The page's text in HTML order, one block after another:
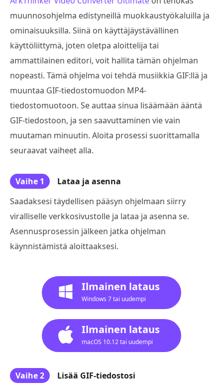
muunnosohjelma edistyneillä muokkaustyökaluilla ja
ominaisuuksilla. Siinä on käyttäjäystävällinen
käyttöliittymä, joten oletpa aloittelija tai
ammattilainen editori, voit hallita tämän ohjelman
nopeasti. Tämä ohjelma voi tehdä musiikkia GIF:llä ja
muuntaa GIF-tiedostomuodon MP4-
tiedostomuotoon. Se auttaa sinua lisäämään ääntä
GIF-tiedostoon, ja sen saavuttaminen vie vain
muutaman minuutin. Aloita prosessi suorittamalla
seuraavat vaiheet alla.
Vaihe 1
Lataa ja asenna
Saadaksesi täydellisen pääsyn ohjelmaan siirry
viralliselle verkkosivustolle ja lataa ja asenna se.
Asennusprosessin jälkeen jatka ohjelman
käynnistämistä aloittaaksesi.
Ilmainen lataus
Windows 7 tai uudempi
Ilmainen lataus
macOS 10.12 tai uudempi
Vaihe 2
Lisää GIF-tiedostosi